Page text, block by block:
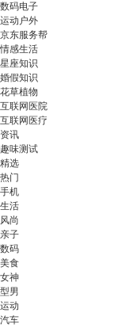
数码电子
运动户外
京东服务帮
情感生活
星座知识
婚假知识
花草植物
互联网医院
互联网医疗
资讯
趣味测试
精选
热门
手机
生活
风尚
亲子
数码
美食
女神
型男
运动
汽车